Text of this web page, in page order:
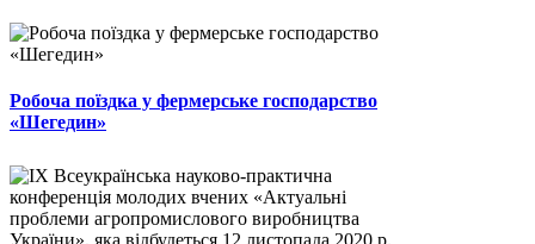
Робоча поїздка у фермерське господарство
«Шегедин»